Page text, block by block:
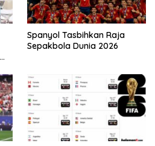
Spanyol Tasbihkan Raja
Sepakbola Dunia 2026